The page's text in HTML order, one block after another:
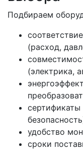
Подбираем
(расход,
(электрика,
удобство
сроки